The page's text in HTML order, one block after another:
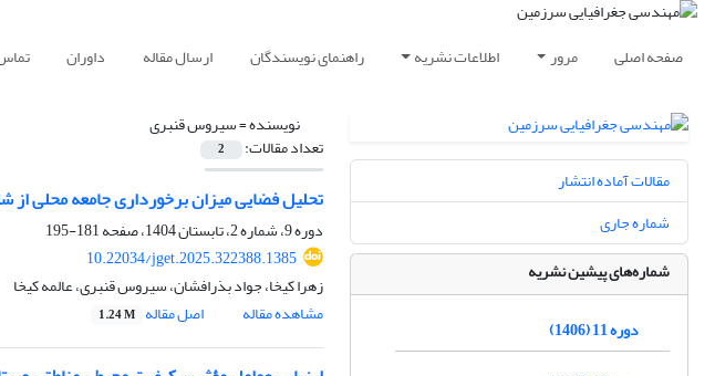
صفحه اصلی مرور اطلاعات نشریه راهنمای نویسندگان ارسال مقاله داوران
نویسنده =سیروس قنبری
تعداد مقالات: 2
تحلیل فضایی میزان برخورداری جامعه محلی
دوره 9، شماره 2، تابستان 1404، صفحه
181-195
10.22034/jget.2025.322388.1385
زهرا کیخا، جواد بذرافشان، سیروس قنبری، عالمه کیخا
مشاهده مقاله
اصل مقاله 1.24 M
مقالات آماده انتشار
شماره جاری
شماره‌های پیشین نشریه
دوره 11 (1406)